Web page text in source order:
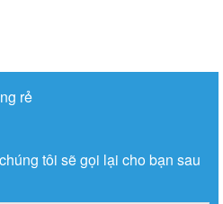
rẻ
tôi sẽ gọi lại cho bạn sau